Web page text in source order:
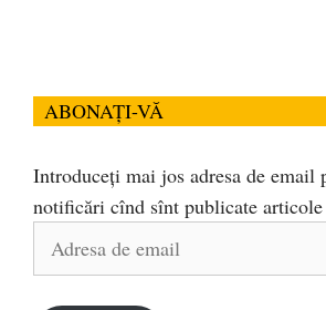
ABONAȚI-VĂ
Introduceți mai jos adresa de email
notificări cînd sînt publicate
Adresa